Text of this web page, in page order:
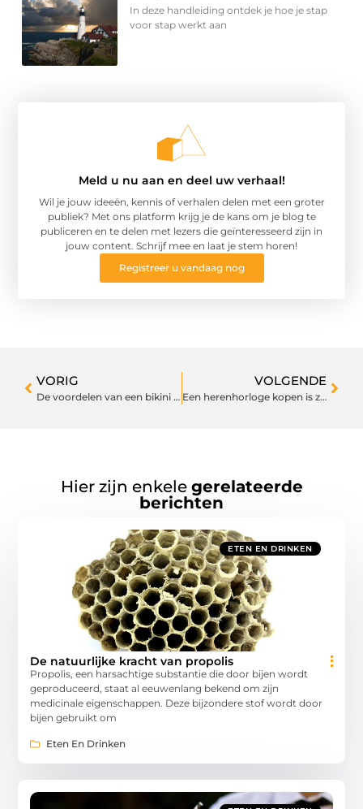
In deze handleiding ontdek je hoe je stap
voor stap werkt aan
Meld u nu aan en deel uw verhaal!
Wil je jouw ideeën, kennis of verhalen delen met een groter
publiek? Met ons platform krijg je de kans om je blog te
publiceren en te delen met lezers die geïnteresseerd zijn in
jouw content. Schrijf mee en laat je stem horen!
Registreer u vandaag nog
VORIG
De voordelen van een bikini met vulling
VOLGENDE
Een herenhorloge kopen is zo gebeurd bij deze specialist
Hier zijn enkele gerelateerde
berichten
ETEN EN DRINKEN
De natuurlijke kracht van propolis
Propolis, een harsachtige substantie die door bijen wordt
geproduceerd, staat al eeuwenlang bekend om zijn
medicinale eigenschappen. Deze bijzondere stof wordt door
bijen gebruikt om
Eten En Drinken